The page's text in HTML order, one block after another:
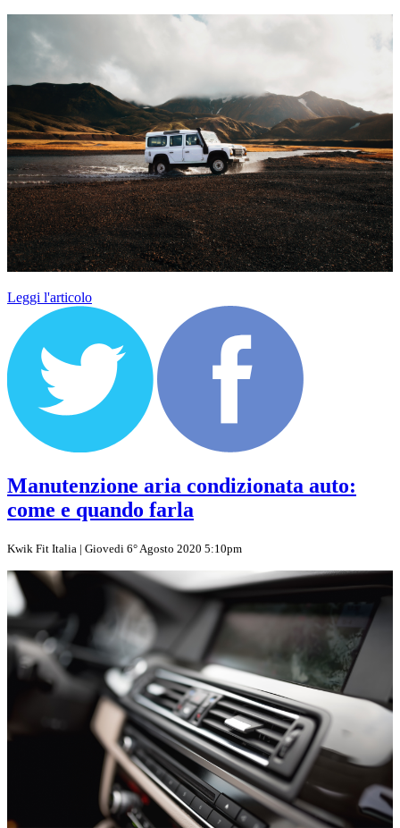
Leggi l'articolo
Manutenzione aria condizionata auto:
come e quando farla
Kwik Fit Italia | Giovedi 6° Agosto 2020 5:10pm